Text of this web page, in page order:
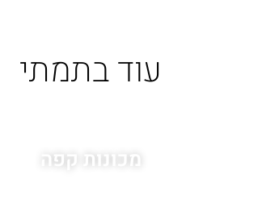
עוד בתמתי
מכונות קפה